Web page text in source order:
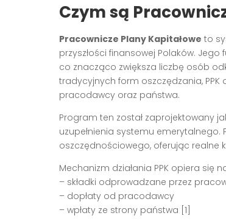
Czym są
Pracownicze Plany Kapitałowe to
przyszłości finansowej Polaków.
co znacząco zwiększa liczbę osób
tradycyjnych form oszczędzania,
pracodawcy oraz państwa.
Program ten został zaprojektowany
uzupełnienia systemu
oszczędnościowego, oferując realne
Mechanizm działania PPK opiera się
– składki odprowadzane przez
– dopłaty od pracodawcy
– wpłaty ze strony państwa [1]